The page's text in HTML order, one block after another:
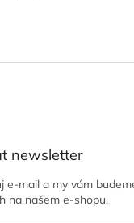
newsletter
e-mail a my vám
na našem e-shopu.